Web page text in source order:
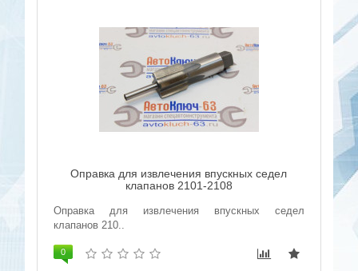
Оправка для извлечения впускных седел
клапанов 2101-2108
Оправка для извлечения впускных седел
клапанов 210..
0